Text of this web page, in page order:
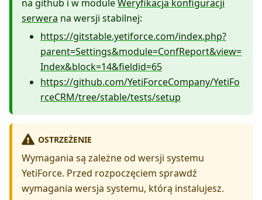
na github i w moduleWeryfikacja konfiguracji
serwera na wersji stabilnej:
https://gitstable.yetiforce.com/index.php?
parent=Settings&module=ConfReport&view=
Index&block=14&fieldid=65
https://github.com/YetiForceCompany/YetiFo
rceCRM/tree/stable/tests/setup
OSTRZEŻENIE
Wymagania są zależne od wersji systemu
YetiForce. Przed rozpoczęciem sprawdź
wymagania wersja systemu, którą instalujesz.